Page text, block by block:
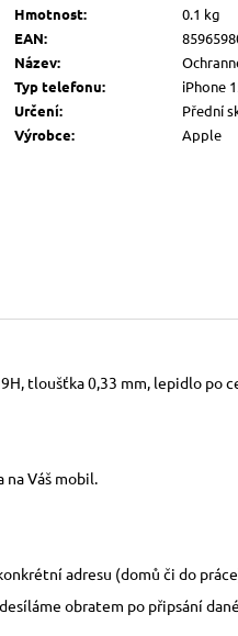
Hmotnost:
0.1 kg
EAN:
Název:
Typ telefonu:
iPhone
Určení:
Přední
Výrobce: Apple
tloušťka 0,33 mm, lepidlo po
na Váš mobil.
adresu (domů či do
obratem po připsání